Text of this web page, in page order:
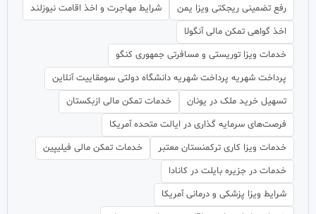
رفع تضمینی ریجکتی ویزا یمن
شرایط مهاجرت و اخذ اقامت نیوزلند
اخذ گواهی تمکن مالی آنگولا
خدمات ویزا توریستی و مسافرتی جمهوری کنگو
پرداخت شهریه پرداخت شهریه دانشگاه دولتی سومقاییت آنلاین
تسهیل خرید ملک در یونان
خدمات تمکن مالی ازبکستان
فرصت‌های سرمایه گذاری در ایالت متحده آمریکا
خدمات ویزا کاری ترکمنستان معتبر
خدمات تمکن مالی فیلیپین
خدمات در جزیره بایلت در کانادا
شرایط ویزا پزشکی و درمانی آمریکا